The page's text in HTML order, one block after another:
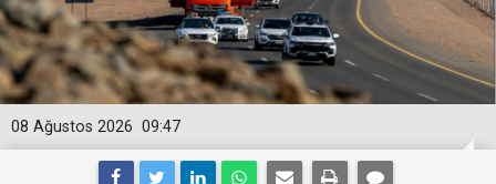
09:47
08 Ağustos 2026